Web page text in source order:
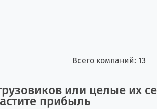
Всего компаний: 13
или целые их
прибыль